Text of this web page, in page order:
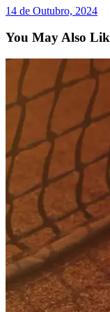
14 de Outubro, 2024
You May Also